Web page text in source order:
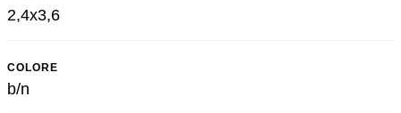
2,4x3,6
COLORE
b/n